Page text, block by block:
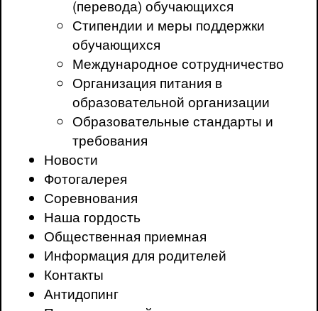
(перевода) обучающихся
Стипендии и меры поддержки
обучающихся
Международное сотрудничество
Организация питания в
образовательной организации
Образовательные стандарты и
требования
Новости
Фотогалерея
Соревнования
Наша гордость
Общественная приемная
Информация для родителей
Контакты
Антидопинг